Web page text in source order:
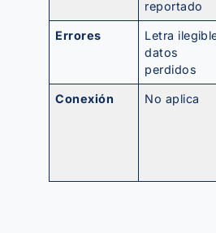
reportado
Errores
Letra
datos
perdidos
Conexión No aplica